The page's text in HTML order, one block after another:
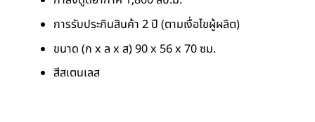
การรับประกินสินค้า 2 ปี (ตามเงื่อไขผู้ผลิต)
ขนาด (ก x ล x ส) 90 x 56 x 70 ซม.
สีสเตนเลส